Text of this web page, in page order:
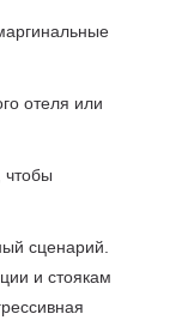
отеля или
чтобы
сценарий.
и стоякам